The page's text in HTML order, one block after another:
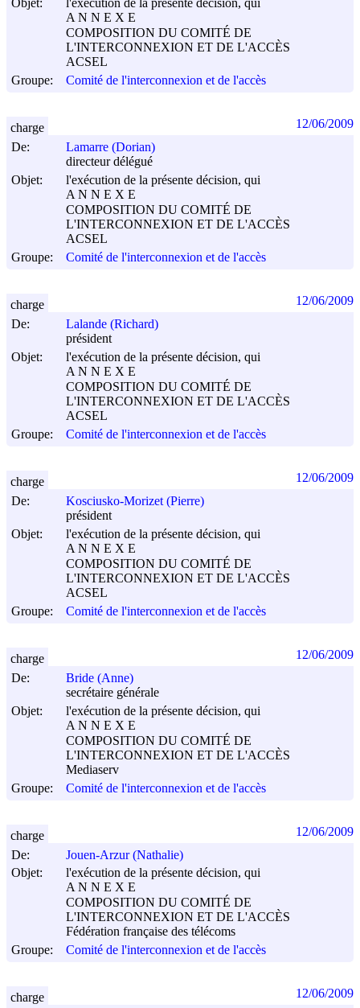
Objet:
l'exécution de la présente décision, qui
A N N E X E
COMPOSITION DU COMITÉ DE
L'INTERCONNEXION ET DE L'ACCÈS
ACSEL
Groupe:
Comité de l'interconnexion et de l'accès
De:
Lamarre (Dorian)
directeur délégué
Objet:
l'exécution de la présente décision, qui
A N N E X E
COMPOSITION DU COMITÉ DE
L'INTERCONNEXION ET DE L'ACCÈS
ACSEL
Groupe:
Comité de l'interconnexion et de l'accès
charge 12/06/2009
De:
Lalande (Richard)
président
Objet:
l'exécution de la présente décision, qui
A N N E X E
COMPOSITION DU COMITÉ DE
L'INTERCONNEXION ET DE L'ACCÈS
ACSEL
Groupe:
Comité de l'interconnexion et de l'accès
charge 12/06/2009
De:
Kosciusko-Morizet (Pierre)
président
Objet:
l'exécution de la présente décision, qui
A N N E X E
COMPOSITION DU COMITÉ DE
L'INTERCONNEXION ET DE L'ACCÈS
ACSEL
Groupe:
Comité de l'interconnexion et de l'accès
charge 12/06/2009
De:
Bride (Anne)
secrétaire générale
Objet:
l'exécution de la présente décision, qui
A N N E X E
COMPOSITION DU COMITÉ DE
L'INTERCONNEXION ET DE L'ACCÈS
Mediaserv
Groupe:
Comité de l'interconnexion et de l'accès
charge 12/06/2009
De:
Jouen-Arzur (Nathalie)
Objet:
l'exécution de la présente décision, qui
A N N E X E
COMPOSITION DU COMITÉ DE
L'INTERCONNEXION ET DE L'ACCÈS
Fédération française des télécoms
Groupe:
Comité de l'interconnexion et de l'accès
charge 12/06/2009
charge 12/06/2009